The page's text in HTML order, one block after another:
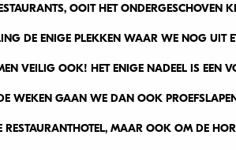
OOIT HET ONDERGESCHOVEN
DE ENIGE PLEKKEN WAAR WE NOG UIT
VEILIG OOK! HET ENIGE NADEEL IS EEN
WEKEN GAAN WE DAN OOK
RESTAURANTHOTEL, MAAR OOK OM DE